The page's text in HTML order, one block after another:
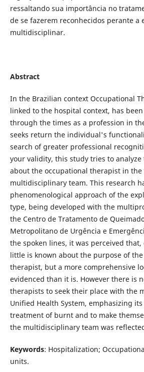
ressaltando sua importância no
de se fazerem reconhecidos perante a
multidisciplinar.
Abstract
In the Brazilian context Occupational
linked to the hospital context, has
through the times as a profession in
seeks return the individual's
search of greater professional
your validity, this study tries to
about the occupational therapist in the
multidisciplinary team. This research
phenomenological approach of the
type, being developed with the
the Centro de Tratamento de
Metropolitano de Urgência e
the spoken lines, it was perceived that,
little is known about the purpose of
therapist, but a more comprehensive
evidenced than it is. However there is
therapists to seek their place with the
Unified Health System, emphasizing
treatment of burnt and to make
the multidisciplinary team was
Keywords: Hospitalization;
units.